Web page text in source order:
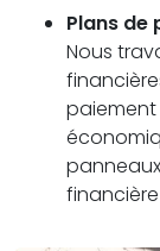
Plans de
Nous